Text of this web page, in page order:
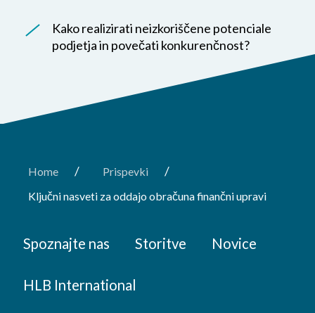
Kako realizirati neizkoriščene potenciale
podjetja in povečati konkurenčnost?
Home / Prispevki /
Ključni nasveti za oddajo obračuna finančni upravi
Spoznajte nas Storitve Novice
HLB International